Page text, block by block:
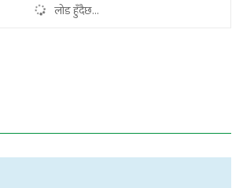
लोड हुँदैछ...